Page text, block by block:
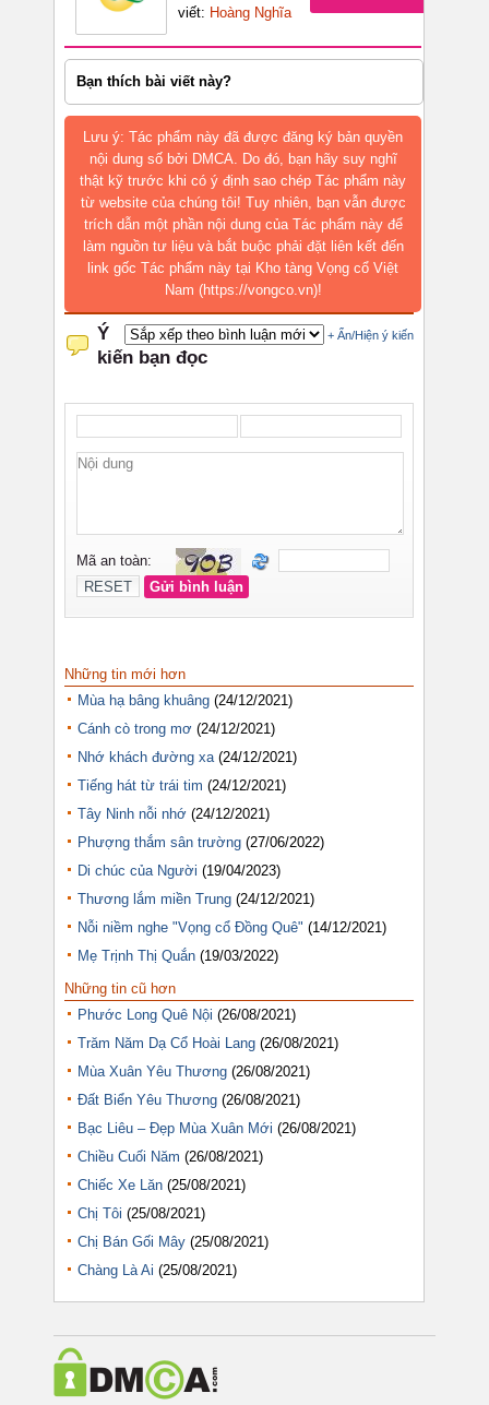
viết: Hoàng Nghĩa
Bạn thích bài viết này?
Lưu ý: Tác phẩm này đã được đăng ký bản quyền
nội dung số bởi DMCA. Do đó, bạn hãy suy nghĩ
thật kỹ trước khi có ý định sao chép Tác phẩm này
từ website của chúng tôi! Tuy nhiên, bạn vẫn được
trích dẫn một phần nội dung của Tác phẩm này để
làm nguồn tư liệu và bắt buộc phải đặt liên kết đến
link gốc Tác phẩm này tại Kho tàng Vọng cổ Việt
Nam (https://vongco.vn)!
Những tin mới hơn
Mùa hạ bâng khuâng (24/12/2021)
Cánh cò trong mơ (24/12/2021)
Nhớ khách đường xa (24/12/2021)
Tiếng hát từ trái tim (24/12/2021)
Tây Ninh nỗi nhớ (24/12/2021)
Phượng thắm sân trường (27/06/2022)
Di chúc của Người (19/04/2023)
Thương lắm miền Trung (24/12/2021)
Nỗi niềm nghe "Vọng cổ Đồng Quê" (14/12/2021)
Mẹ Trịnh Thị Quắn (19/03/2022)
Những tin cũ hơn
Phước Long Quê Nội (26/08/2021)
Trăm Năm Dạ Cổ Hoài Lang (26/08/2021)
Mùa Xuân Yêu Thương (26/08/2021)
Đất Biển Yêu Thương (26/08/2021)
Bạc Liêu – Đẹp Mùa Xuân Mới (26/08/2021)
Chiều Cuối Năm (26/08/2021)
Chiếc Xe Lăn (25/08/2021)
Chị Tôi (25/08/2021)
Chị Bán Gối Mây (25/08/2021)
Chàng Là Ai (25/08/2021)